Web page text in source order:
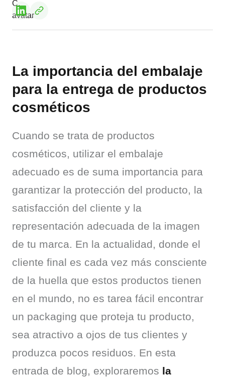
La importancia del embalaje
para la entrega de productos
cosméticos
Cuando se trata de productos
cosméticos, utilizar el embalaje
adecuado es de suma importancia para
garantizar la protección del producto, la
satisfacción del cliente y la
representación adecuada de la imagen
de tu marca. En la actualidad, donde el
cliente final es cada vez más consciente
de la huella que estos productos tienen
en el mundo, no es tarea fácil encontrar
un packaging que proteja tu producto,
sea atractivo a ojos de tus clientes y
produzca pocos residuos. En esta
entrada de blog, exploraremos la